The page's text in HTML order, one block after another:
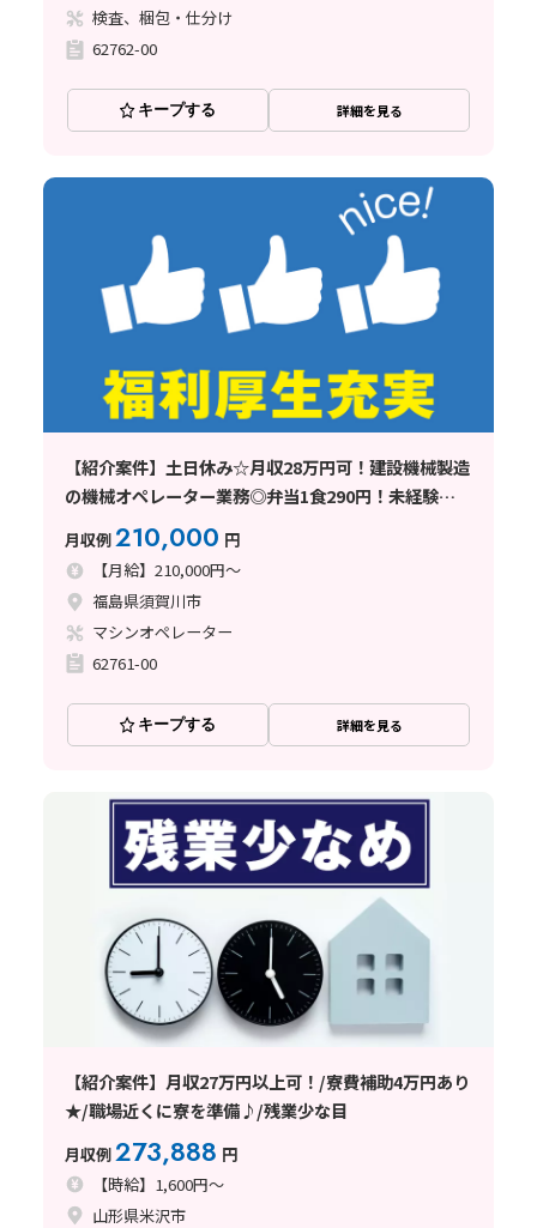
検査、梱包・仕分け
62762-00
キープする 詳細を見る
【紹介案件】土日休み☆月収28万円可！建設機械製造
の機械オペレーター業務◎弁当1食290円！未経験
月収例210,000 円
【月給】210,000円～
福島県須賀川市
マシンオペレーター
62761-00
キープする 詳細を見る
【紹介案件】月収27万円以上可！/寮費補助4万円あり
★/職場近くに寮を準備♪/残業少な目
月収例273,888 円
【時給】1,600円～
山形県米沢市